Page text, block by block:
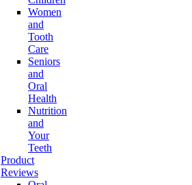
Women
and
Tooth
Care
Seniors
and
Oral
Health
Nutrition
and
Your
Teeth
Product
Reviews